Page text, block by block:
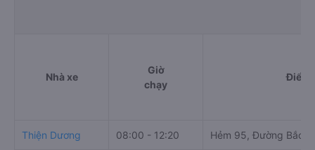
Nhà xe
Giờ
chạy
Điểm
Thiện Dương 08:00 - 12:20 Hẻm 95, Đường Bắc